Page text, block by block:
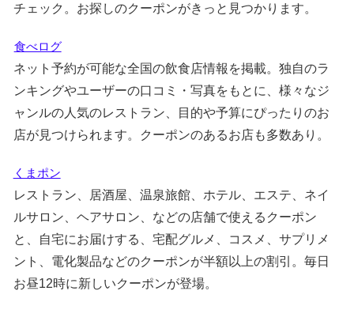
チェック。お探しのクーポンがきっと見つかります。
食べログ
ネット予約が可能な全国の飲食店情報を掲載。独自のラ
ンキングやユーザーの口コミ・写真をもとに、様々なジ
ャンルの人気のレストラン、目的や予算にぴったりのお
店が見つけられます。クーポンのあるお店も多数あり。
くまポン
レストラン、居酒屋、温泉旅館、ホテル、エステ、ネイ
ルサロン、ヘアサロン、などの店舗で使えるクーポン
と、自宅にお届けする、宅配グルメ、コスメ、サプリメ
ント、電化製品などのクーポンが半額以上の割引。毎日
お昼12時に新しいクーポンが登場。